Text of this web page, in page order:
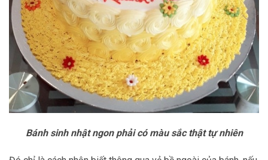
Bánh sinh nhật ngon phải có màu sắc thật tự nhiên